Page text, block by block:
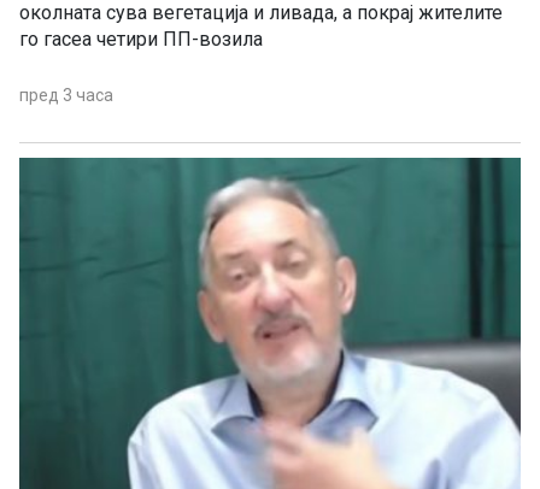
околната сува вегетација и ливада, а покрај жителите
го гасеа четири ПП-возила
пред 3 часа